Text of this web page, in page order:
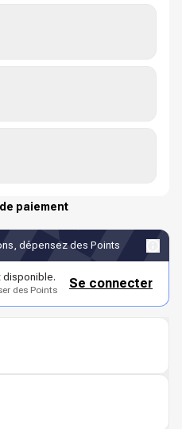
paiement
dépensez des Points
disponible.
des Points Se connecter